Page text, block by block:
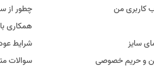
کاربری من
سایز
و حریم خصوصی
چطور از
همکاری
شرایط
سوالات